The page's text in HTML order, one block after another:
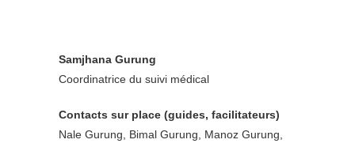
Samjhana Gurung
Coordinatrice du suivi médical
Contacts sur place (guides, facilitateurs)
Nale Gurung, Bimal Gurung, Manoz Gurung,